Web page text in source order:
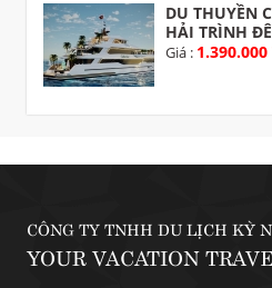
DU THUYỀN
HẢI TRÌNH
Giá :
CÔNG TY TNHH DU LỊCH KỲ
YOUR VACATION